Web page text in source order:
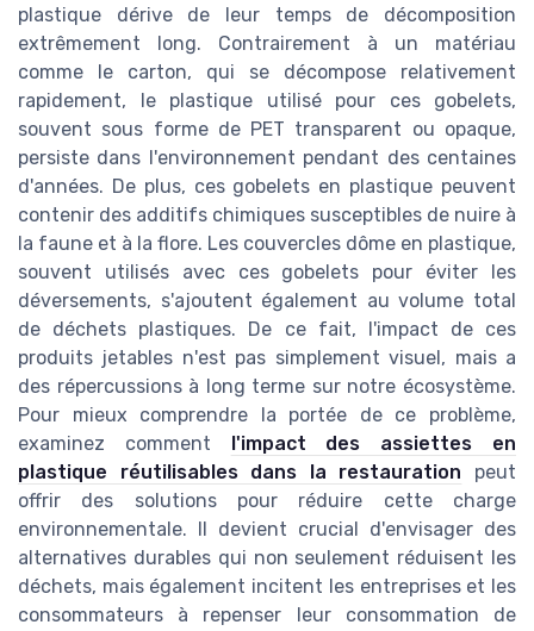
plastique dérive de leur temps de décomposition
extrêmement long. Contrairement à un matériau
comme le carton, qui se décompose relativement
rapidement, le plastique utilisé pour ces gobelets,
souvent sous forme de PET transparent ou opaque,
persiste dans l'environnement pendant des centaines
d'années. De plus, ces gobelets en plastique peuvent
contenir des additifs chimiques susceptibles de nuire à
la faune et à la flore. Les couvercles dôme en plastique,
souvent utilisés avec ces gobelets pour éviter les
déversements, s'ajoutent également au volume total
de déchets plastiques. De ce fait, l'impact de ces
produits jetables n'est pas simplement visuel, mais a
des répercussions à long terme sur notre écosystème.
Pour mieux comprendre la portée de ce problème,
examinez comment
l'impact des assiettes en
plastique réutilisables dans la restauration peut
offrir des solutions pour réduire cette charge
environnementale. Il devient crucial d'envisager des
alternatives durables qui non seulement réduisent les
déchets, mais également incitent les entreprises et les
consommateurs à repenser leur consommation de